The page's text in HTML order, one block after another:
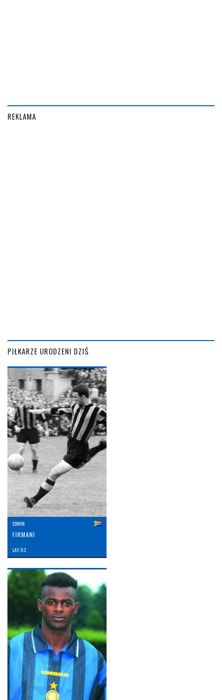
REKLAMA
PIŁKARZE URODZENI DZIŚ
EDWIN
FIRMANI
LAT: 93